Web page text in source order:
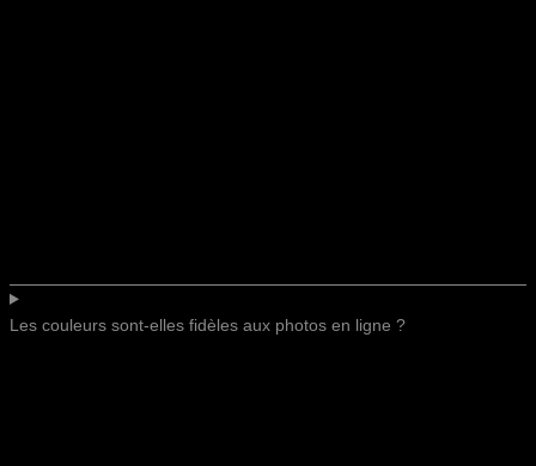
Les couleurs sont-elles fidèles aux photos en ligne ?